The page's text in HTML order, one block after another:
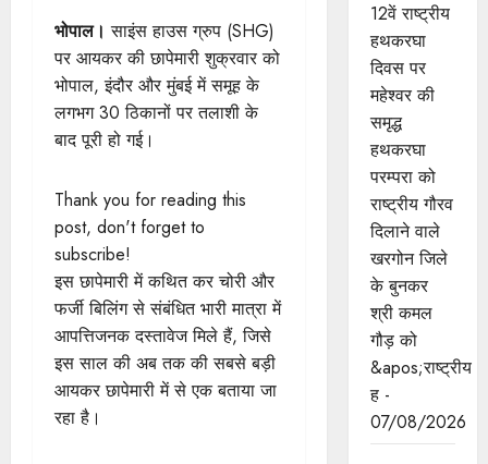
भोपाल।साइंस हाउस ग्रुप (SHG)
पर आयकर की छापेमारी शुक्रवार को
भोपाल, इंदौर और मुंबई में समूह के
लगभग 30 ठिकानों पर तलाशी के
बाद पूरी हो गई।
Thank you for reading this
post, don't forget to
subscribe!
इस छापेमारी में कथित कर चोरी और
फर्जी बिलिंग से संबंधित भारी मात्रा में
आपत्तिजनक दस्तावेज मिले हैं, जिसे
इस साल की अब तक की सबसे बड़ी
आयकर छापेमारी में से एक बताया जा
रहा है।
12वें राष्ट्रीय
हथकरघा
दिवस पर
महेश्वर की
समृद्ध
हथकरघा
परम्परा को
राष्ट्रीय गौरव
दिलाने वाले
खरगोन जिले
के बुनकर
श्री कमल
गौड़ को
&apos;राष्ट्रीय
ह -
07/08/2026